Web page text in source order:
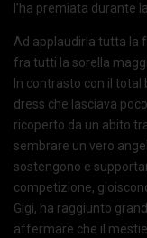
l’ha premiata durante
Ad applaudirla tutta la
fra tutti la sorella
In contrasto con il total
dress che lasciava
ricoperto da un abito
sembrare un vero
sostengono e
competizione,
Gigi, ha raggiunto
affermare che il